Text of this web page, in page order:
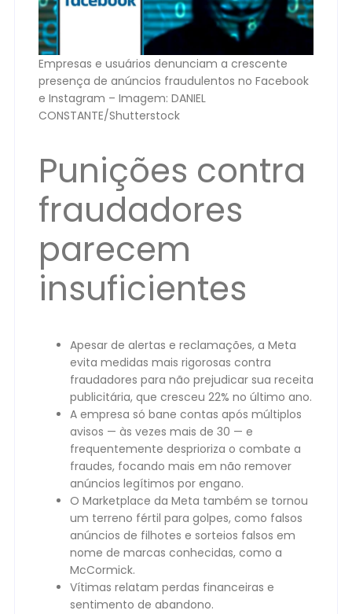
Empresas e usuários denunciam a crescente
presença de anúncios fraudulentos no Facebook
e Instagram – Imagem: DANIEL
CONSTANTE/Shutterstock
Punições contra
fraudadores
parecem
insuficientes
Apesar de alertas e reclamações, a Meta
evita medidas mais rigorosas contra
fraudadores para não prejudicar sua receita
publicitária, que cresceu 22% no último ano.
A empresa só bane contas após múltiplos
avisos — às vezes mais de 30 — e
frequentemente desprioriza o combate a
fraudes, focando mais em não remover
anúncios legítimos por engano.
O Marketplace da Meta também se tornou
um terreno fértil para golpes, como falsos
anúncios de filhotes e sorteios falsos em
nome de marcas conhecidas, como a
McCormick.
Vítimas relatam perdas financeiras e
sentimento de abandono.